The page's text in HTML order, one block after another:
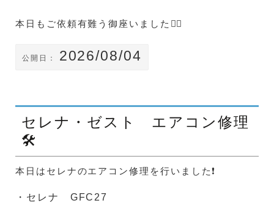
本日もご依頼有難う御座いました🙇‍♀️
公開日： 2026/08/04
セレナ・ゼスト エアコン修理
🛠️
本日はセレナのエアコン修理を行いました❗
・セレナ GFC27